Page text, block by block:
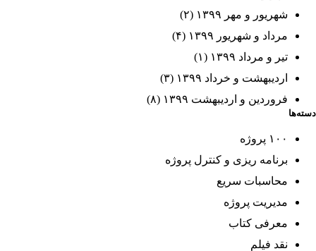
شهریور و مهر ۱۳۹۹
(۲)
مرداد و شهریور ۱۳۹۹
(۴)
تیر و مرداد ۱۳۹۹
(۱)
اردیبهشت و خرداد ۱۳۹۹
(۳)
فروردین و اردیبهشت ۱۳۹۹
(۸)
دسته‌ها
۱۰۰ پروژه
برنامه ریزی و کنترل پروژه
محاسبات سریع
مدیریت پروژه
معرفی کتاب
نقد فیلم